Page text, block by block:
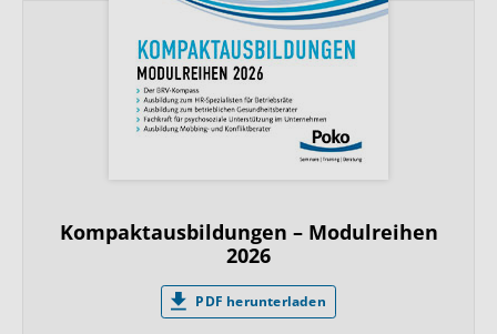
Kompaktausbildungen – Modulreihen
2026
PDF herunterladen